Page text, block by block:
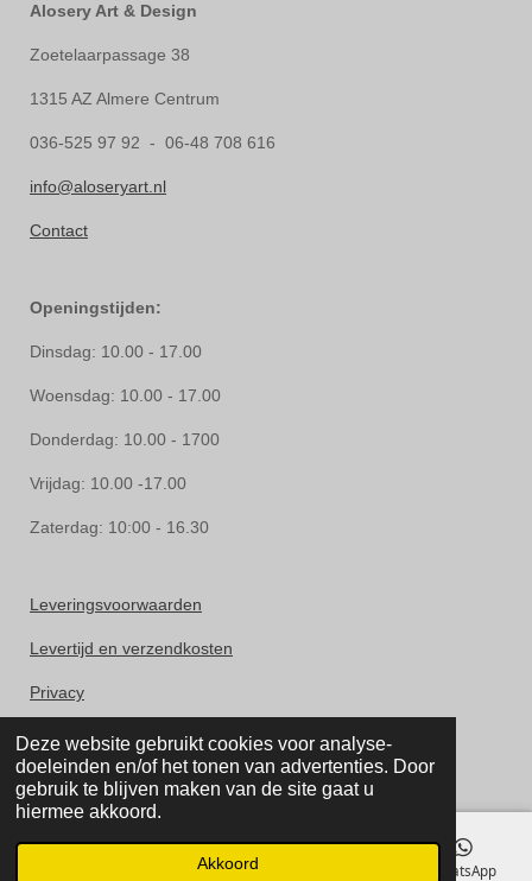
Deze website gebruikt cookies voor analyse-
doeleinden en/of het tonen van advertenties. Door
gebruik te blijven maken van de site gaat u
hiermee akkoord.
Akkoord
Alosery Art & Design
Zoetelaarpassage 38
1315 AZ Almere Centrum
036-525 97 92 - 06-48 708 616
info@aloseryart.nl
Contact
Openingstijden:
Dinsdag: 10.00 - 17.00
Woensdag: 10.00 - 17.00
Donderdag: 10.00 - 1700
Vrijdag: 10.00 -17.00
Zaterdag: 10:00 - 16.30
Leveringsvoorwaarden
Levertijd en verzendkosten
Privacy
Herroepingsrecht
Klachten
Telefoonnummer WhatsApp